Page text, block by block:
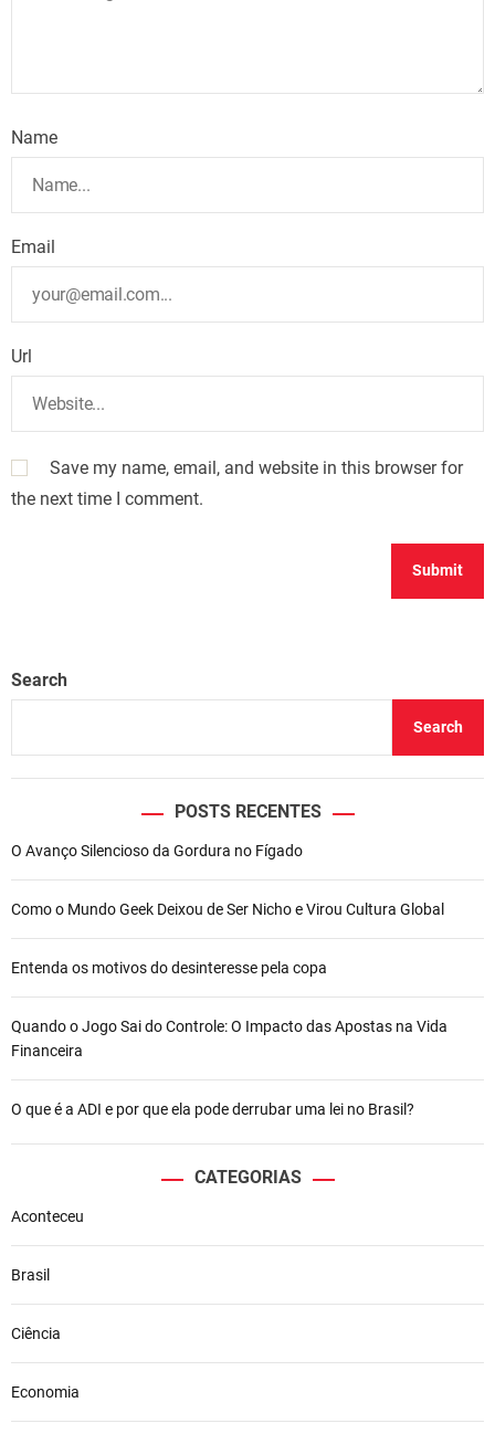
Name
Email
Url
Save my name, email, and website in this browser for
the next time I comment.
Search
Search
POSTS RECENTES
O Avanço Silencioso da Gordura no Fígado
Como o Mundo Geek Deixou de Ser Nicho e Virou Cultura Global
Entenda os motivos do desinteresse pela copa
Quando o Jogo Sai do Controle: O Impacto das Apostas na Vida
Financeira
O que é a ADI e por que ela pode derrubar uma lei no Brasil?
CATEGORIAS
Aconteceu
Brasil
Ciência
Economia